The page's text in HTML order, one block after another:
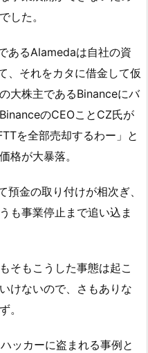
した。
あるAlamedaは自社の資
、それをカタに借金して仮
大株主であるBinanceにバ
のCEOことCZ氏が
を全部売却するわー」と
格が大暴落。
金の取り付けが相次ぎ、
も事業停止まで追い込ま
そもこうした事態は起こ
けないので、さもありな
。
ッカーに盗まれる事例と